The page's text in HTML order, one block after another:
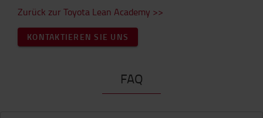
Zurück zur Toyota Lean Academy >>
KONTAKTIEREN SIE UNS
FAQ